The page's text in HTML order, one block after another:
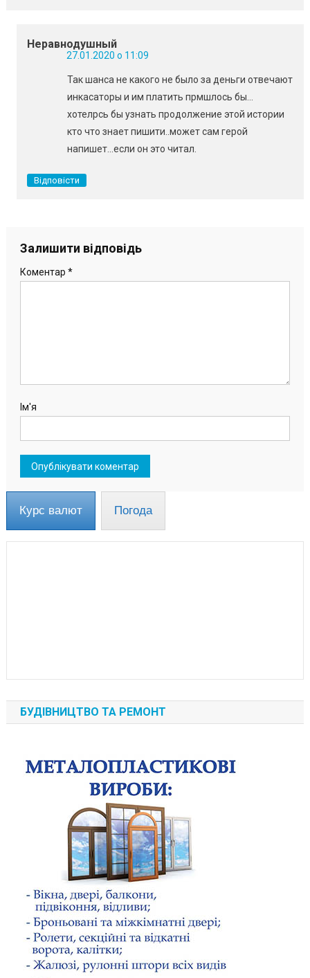
Неравнодушный
27.01.2020 о 11:09
Так шанса не какого не было за деньги отвечают
инкасаторы и им платить прмшлось бы…
хотелрсь бы узнать продолжение этой истории
кто что знает пишити..может сам герой
напишет…если он это читал.
Відповісти
Залишити відповідь
Коментар *
Ім'я
Курс валют Погода
БУДІВНИЦТВО ТА РЕМОНТ